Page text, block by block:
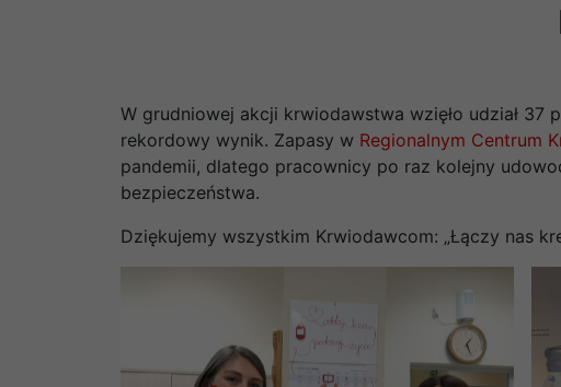
W grudniowej akcji krwiodawstwa wzięło udział
rekordowy wynik. Zapasy w Regionalnym Centrum
pandemii, dlatego pracownicy po raz kolejny
bezpieczeństwa.
Dziękujemy wszystkim Krwiodawcom: „Łączy nas